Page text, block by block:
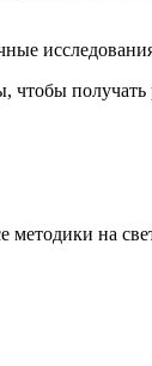
чтобы
методики на